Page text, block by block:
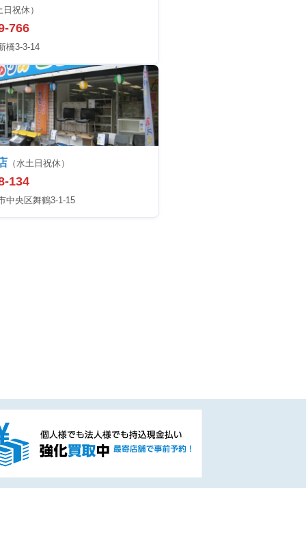
祝休）
766
橋3-3-14
（水土日祝休）
134
中央区舞鶴3-1-15